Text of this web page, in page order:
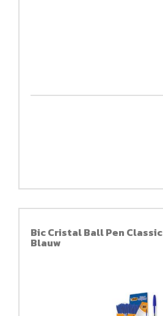
Bic Cristal Ball Pen Classic
Blauw